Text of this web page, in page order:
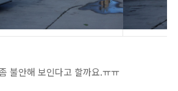
불안해 보인다고 할까요.ㅠㅠ